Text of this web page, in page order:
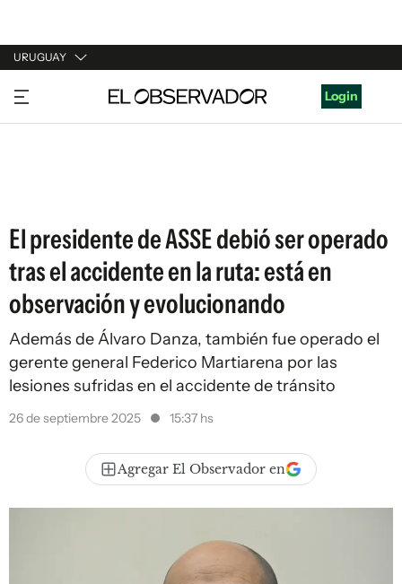
URUGUAY
URUGUAY
ARGENTINA
Login
El presidente de ASSE debió ser operado
tras el accidente en la ruta: está en
observación y evolucionando
Además de Álvaro Danza, también fue operado el
gerente general Federico Martiarena por las
lesiones sufridas en el accidente de tránsito
26 de septiembre 2025 15:37 hs
Agregar El Observador en